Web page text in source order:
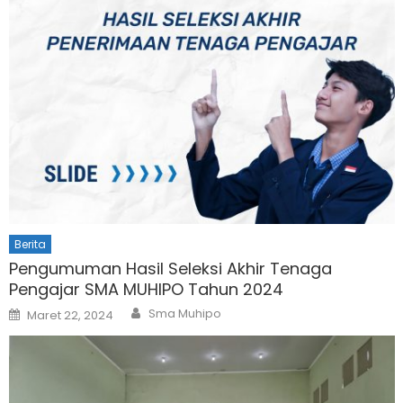
Berita
Pengumuman Hasil Seleksi Akhir Tenaga
Pengajar SMA MUHIPO Tahun 2024
Posted
on
Maret 22, 2024 Author
Sma Muhipo